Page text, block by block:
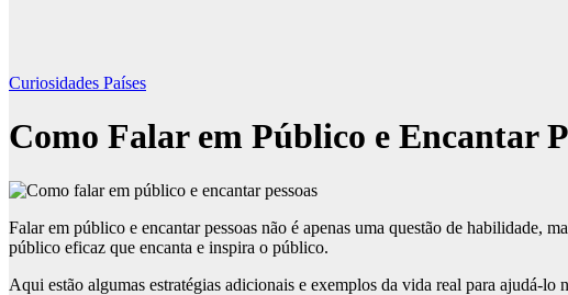
Curiosidades Países
Como Falar em Público e Encantar
Falar em público e encantar pessoas não é apenas uma questão de habilidade,
público eficaz que encanta e inspira o público.
Aqui estão algumas estratégias adicionais e exemplos da vida real para ajudá-lo